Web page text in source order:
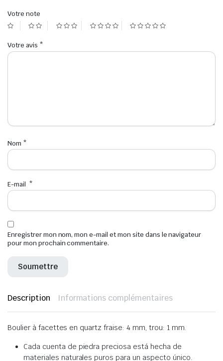
Votre note
Votre avis *
Nom *
E-mail *
Enregistrer mon nom, mon e-mail et mon site dans le navigateur
pour mon prochain commentaire.
Description Informations complémentaires
Boulier à facettes en quartz fraise: 4 mm, trou: 1 mm.
Cada cuenta de piedra preciosa está hecha de
materiales naturales puros para un aspecto único.